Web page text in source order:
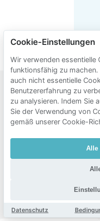
in
Cookie-Einstellungen
Wir verwenden essentielle
funktionsfähig zu
auch nicht essentielle
Benutzererfahrung zu
zu analysieren. Indem Sie
Sie der Verwendung von
gemäß unserer Cookie-
Alle
Datenschutz